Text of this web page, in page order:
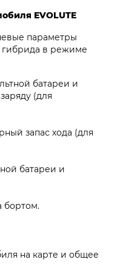
EVOLUTE
параметры
гибрида в режиме
батареи и
(для
запас хода (для
батареи и
бортом.
на карте и общее